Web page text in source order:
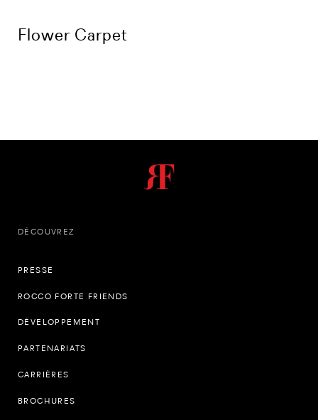
Flower Carpet
DÉCOUVREZ
PRESSE
ROCCO FORTE FRIENDS
DÉVELOPPEMENT
PARTENARIATS
CARRIÈRES
BROCHURES